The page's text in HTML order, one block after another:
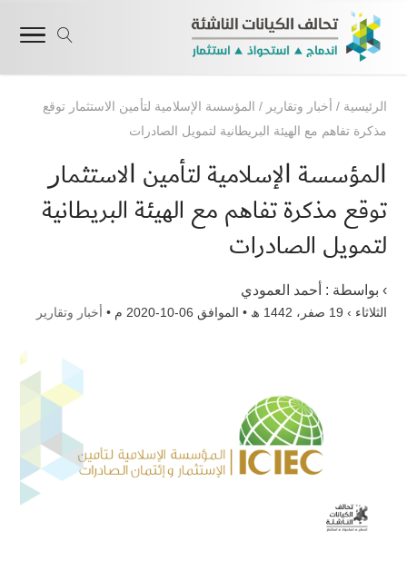
الرئيسية / أخبار وتقارير / ﺍﻟﻤﺆﺳﺴﺔ ﺍﻹﺳﻼﻣﻴﺔ ﻟﺘﺄﻣﻴﻦ ﺍﻻﺳﺘﺜﻤﺎﺭ توقع
مذكرة تفاهم مع الهيئة البريطانية لتمويل الصادرات
ﺍﻟﻤﺆﺳﺴﺔ ﺍﻹﺳﻼﻣﻴﺔ ﻟﺘﺄﻣﻴﻦ ﺍﻻﺳﺘﺜﻤﺎﺭ
توقع مذكرة تفاهم مع الهيئة البريطانية
لتمويل الصادرات
› بواسطة : أحمد العمودي
الثلاثاء › 19 صفر، 1442 ھ • الموافق 06-10-2020 م • أخبار وتقارير